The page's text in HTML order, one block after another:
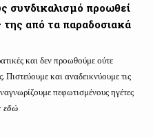
συνδικαλισμό προωθεί
της από τα παραδοσιακά
και δεν προωθούμε ούτε
Πιστεύουμε και αναδεικνύουμε τις
πεφωτισμένους ηγέτες
εδώ